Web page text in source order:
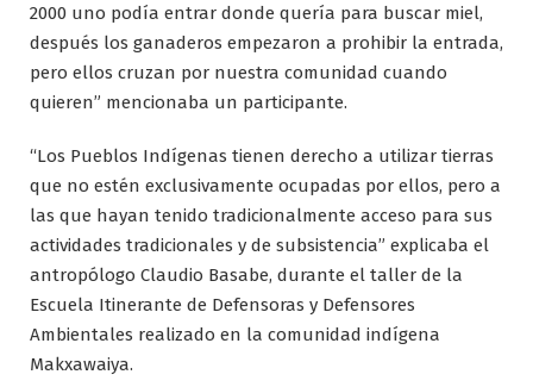
2000 uno podía entrar donde quería para buscar miel,
después los ganaderos empezaron a prohibir la entrada,
pero ellos cruzan por nuestra comunidad cuando
quieren” mencionaba un participante.
“Los Pueblos Indígenas tienen derecho a utilizar tierras
que no estén exclusivamente ocupadas por ellos, pero a
las que hayan tenido tradicionalmente acceso para sus
actividades tradicionales y de subsistencia” explicaba el
antropólogo Claudio Basabe, durante el taller de la
Escuela Itinerante de Defensoras y Defensores
Ambientales realizado en la comunidad indígena
Makxawaiya.